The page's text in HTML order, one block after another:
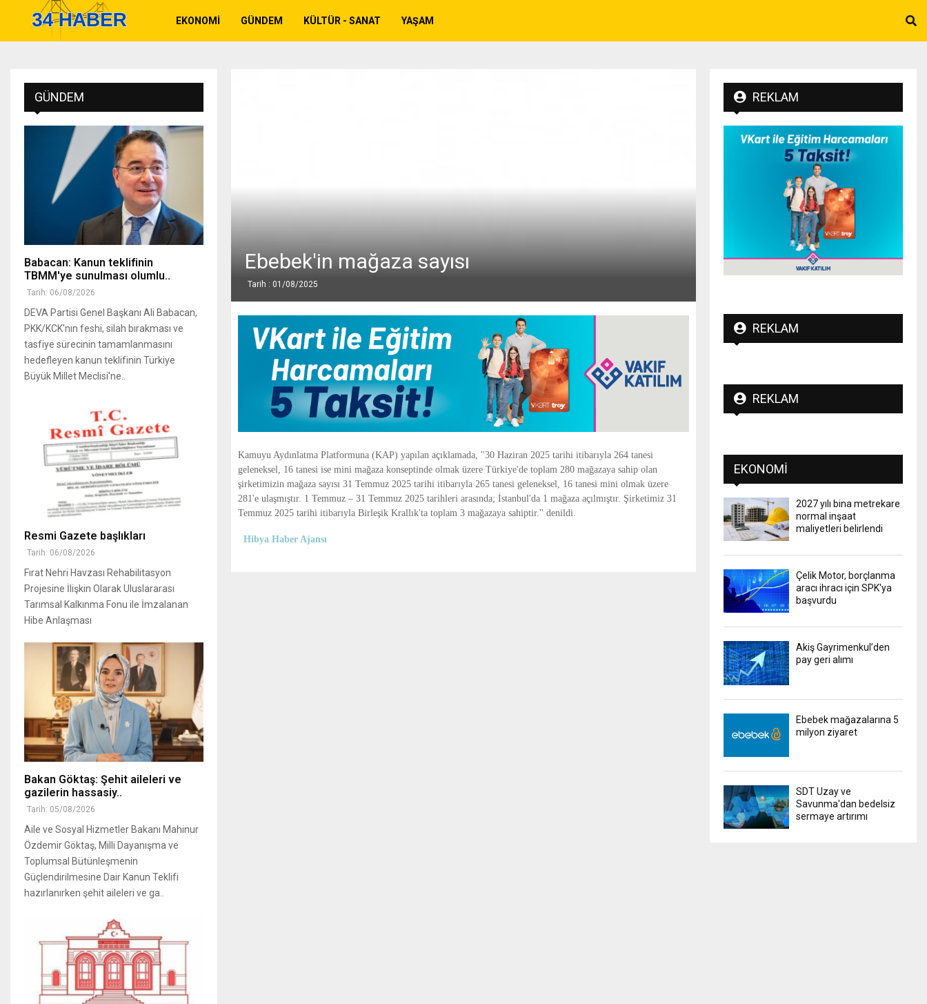
EKONOMI GÜNDEM KÜLTÜR - SANAT YAŞAM
Ebebek'in mağaza sayısı
Tarih : 01/08/2025
Kamuyu Aydınlatma Platformuna (KAP) yapılan açıklamada, ''30 Haziran 2025 tarihi itibarıyla 264 tanesi
geleneksel, 16 tanesi ise mini mağaza konseptinde olmak üzere Türkiye'de toplam 280 mağazaya sahip olan
şirketimizin mağaza sayısı 31 Temmuz 2025 tarihi itibarıyla 265 tanesi geleneksel, 16 tanesi mini olmak üzere
281'e ulaşmıştır. 1 Temmuz – 31 Temmuz 2025 tarihleri arasında; İstanbul'da 1 mağaza açılmıştır. Şirketimiz 31
Temmuz 2025 tarihi itibarıyla Birleşik Krallık'ta toplam 3 mağazaya sahiptir.'' denildi.
Hibya Haber Ajansı
GÜNDEM
Babacan: Kanun teklifinin
TBMM'ye sunulması olumlu..
Tarih: 06/08/2026
DEVA Partisi Genel Başkanı Ali Babacan,
PKK/KCK'nın feshi, silah bırakması ve
tasfiye sürecinin tamamlanmasını
hedefleyen kanun teklifinin Türkiye
Büyük Millet Meclisi'ne..
Resmi Gazete başlıkları
Tarih: 06/08/2026
Fırat Nehri Havzası Rehabilitasyon
Projesine İlişkin Olarak Uluslararası
Tarımsal Kalkınma Fonu ile İmzalanan
Hibe Anlaşması
Bakan Göktaş: Şehit aileleri ve
gazilerin hassasiy..
Tarih: 05/08/2026
Aile ve Sosyal Hizmetler Bakanı Mahinur
Özdemir Göktaş, Milli Dayanışma ve
Toplumsal Bütünleşmenin
Güçlendirilmesine Dair Kanun Teklifi
hazırlanırken şehit aileleri ve ga..
REKLAM
REKLAM
REKLAM
EKONOMI
2027 yılı bina metrekare
normal inşaat
maliyetleri belirlendi
Çelik Motor, borçlanma
aracı ihracı için SPK'ya
başvurdu
Akiş Gayrimenkul’den
pay geri alımı
Ebebek mağazalarına 5
milyon ziyaret
SDT Uzay ve
Savunma'dan bedelsiz
sermaye artırımı